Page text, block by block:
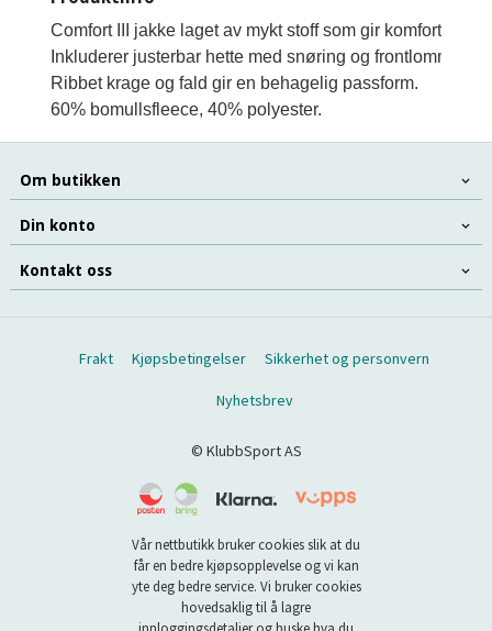
Comfort III jakke laget av mykt stoff som gir komfort og
Inkluderer justerbar hette med snøring og frontlommer
Ribbet krage og fald gir en behagelig passform.
60% bomullsfleece, 40% polyester.
Om butikken
Din konto
Kontakt oss
Frakt Kjøpsbetingelser Sikkerhet og personvern
Nyhetsbrev
© KlubbSport AS
Vår nettbutikk bruker cookies slik at du
får en bedre kjøpsopplevelse og vi kan
yte deg bedre service. Vi bruker cookies
hovedsaklig til å lagre